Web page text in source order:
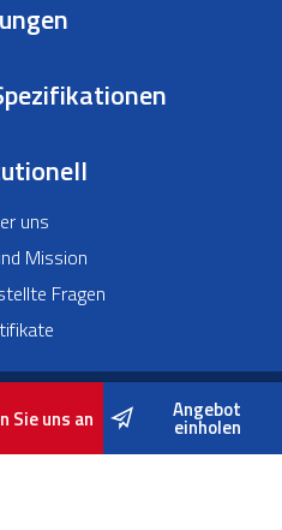
uns
Mission
Fragen
Karmod Technologien.
gehören unserem Unternehmen und
Genehmigung strengstens untersagt.
Sie uns an Angebot
einholen